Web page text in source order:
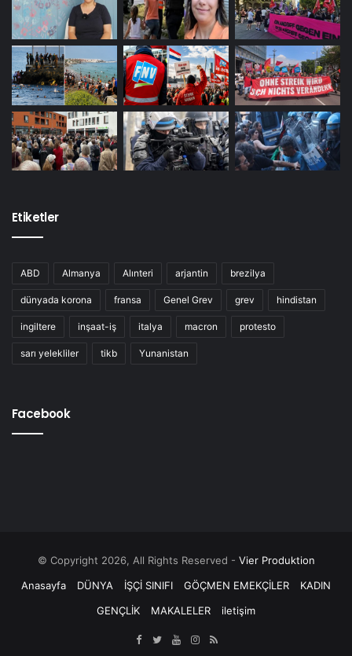
Etiketler
ABD Almanya Alınteri arjantin brezilya
dünyada korona fransa Genel Grev grev hindistan
ingiltere inşaat-iş italya macron protesto
sarı yelekliler tikb Yunanistan
Facebook
© Copyright 2026, All Rights Reserved - Vier Produktion
Anasayfa
DÜNYA İŞÇİ SINIFI GÖÇMEN EMEKÇİLER
KADIN
GENÇLİK
MAKALELER iletişim